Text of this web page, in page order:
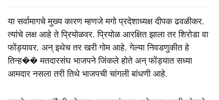
या सर्वामागचे मुख्य कारण म्हणजे मगो प्रदेशाध्यक्ष दीपक ढवळीकर.
त्यांचे लक्ष आहे ते प्रियोळवर. प्रियोळ आरक्षित झाला तर शिरोडा वा
फोंड्यावर. अन् इथेच तर खरी गोम आहे. गेल्या निवडणुकीत हे
तिन्ह�� मतदारसंघ भाजपने जिंकले होते अन् फोंड्यात सध्या
आमदार नसला तरी तिथे भाजपची चांगली बांधणी आहे.